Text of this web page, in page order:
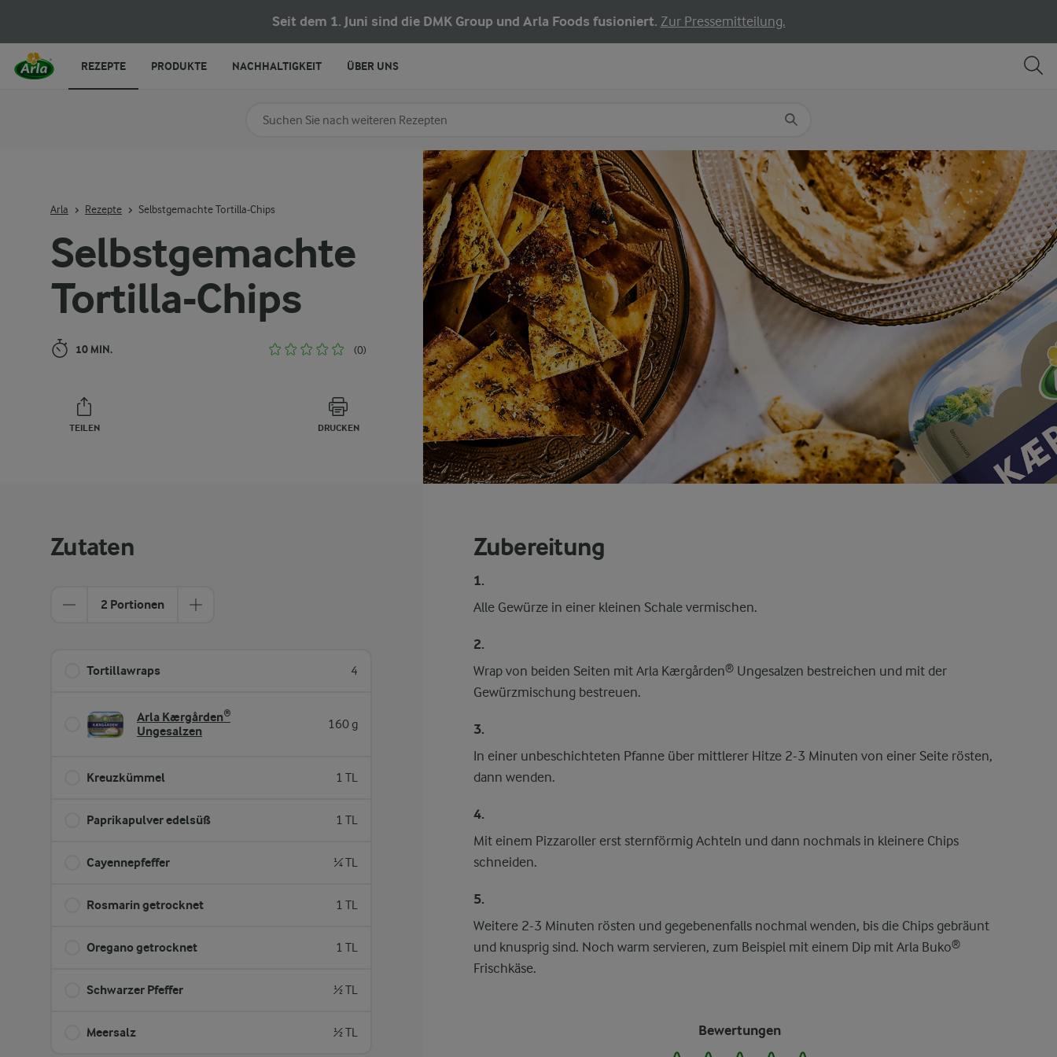
Seit dem 1. Juni sind die DMK Group und Arla Foods fusioniert. Zur Pressemitteilung.
Selbstgemachte
Tortilla-Chips
10 MIN. (0)
TEILEN DRUCKEN
Arla Rezepte Selbstgemachte Tortilla-Chips
Zutaten
2 Portionen
Tortillawraps 4
Arla Kærgården®
Ungesalzen
160 g
Kreuzkümmel 1 TL
Paprikapulver edelsüß 1 TL
Cayennepfeffer ¼ TL
Rosmarin getrocknet 1 TL
Oregano getrocknet 1 TL
Schwarzer Pfeffer ½ TL
Meersalz ½ TL
Zubereitung
1.
Alle Gewürze in einer kleinen Schale vermischen.
2.
Wrap von beiden Seiten mit Arla Kærgården® Ungesalzen bestreichen und mit der
Gewürzmischung bestreuen.
3.
In einer unbeschichteten Pfanne über mittlerer Hitze 2-3 Minuten von einer Seite rösten,
dann wenden.
4.
Mit einem Pizzaroller erst sternförmig Achteln und dann nochmals in kleinere Chips
schneiden.
5.
Weitere 2-3 Minuten rösten und gegebenenfalls nochmal wenden, bis die Chips gebräunt
und knusprig sind. Noch warm servieren, zum Beispiel mit einem Dip mit Arla Buko®
Frischkäse.
Bewertungen
Nach Kategorie suchen
REZEPTE PRODUKTE NACHHALTIGKEIT ÜBER UNS